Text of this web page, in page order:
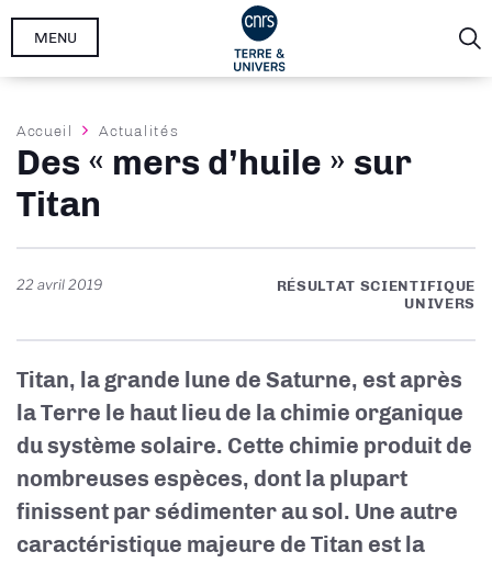
Aller
MENU
Fil
d'Ariane
Accueil Actualités
Des « mers d’huile » sur
Titan
22 avril 2019
RÉSULTAT SCIENTIFIQUE
UNIVERS
Titan, la grande lune de Saturne, est après
la Terre le haut lieu de la chimie organique
du système solaire. Cette chimie produit de
nombreuses espèces, dont la plupart
finissent par sédimenter au sol. Une autre
caractéristique majeure de Titan est la